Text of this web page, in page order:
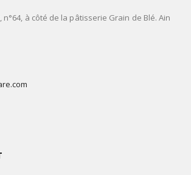
n°64, à côté de la pâtisserie Grain de Blé. Ain